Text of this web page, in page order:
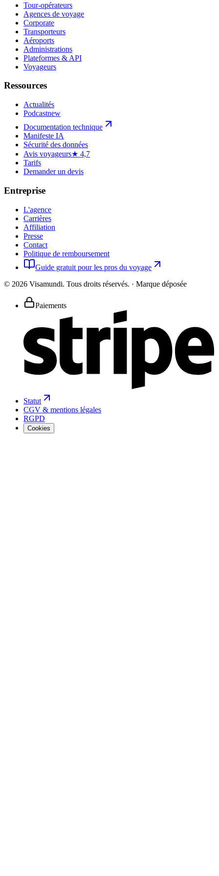
Tour-opérateurs
Agences de voyage
Corporate
Transporteurs
Aéroports
Administrations
Plateformes & API
Voyageurs
Ressources
Actualités
Podcastnew
Documentation technique
Manifeste IA
Sécurité des données
Avis voyageurs★ 4,7
Tarifs
Demander un devis
Entreprise
L'agence
Carrières
Affiliation
Presse
Contact
Politique de remboursement
Guide gratuit pour les pros du voyage
© 2026 Visamundi. Tous droits réservés. · Marque déposée
Paiements
Statut
CGV & mentions légales
RGPD
Cookies